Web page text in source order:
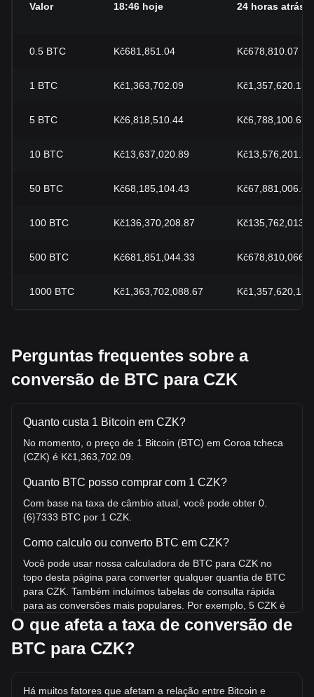
Valor 18:46 hoje 24 horas atrás
0.5 BTC Kč681,851.04 Kč678,810.07
1 BTC Kč1,363,702.09 Kč1,357,620.13
5 BTC Kč6,818,510.44 Kč6,788,100.67
10 BTC Kč13,637,020.89 Kč13,576,201.33
50 BTC Kč68,185,104.43 Kč67,881,006.66
100 BTC Kč136,370,208.87
500 BTC Kč681,851,044.33
1000 BTC Kč1,363,702,088.67
Perguntas frequentes sobre a
conversão de BTC para CZK
Quanto custa 1 Bitcoin em CZK?
No momento, o preço de 1 Bitcoin (BTC) em Coroa tcheca
(CZK) é Kč1,363,702.09.
Quanto BTC posso comprar com 1 CZK?
Com base na taxa de câmbio atual, você pode obter 0.
{6}7333 BTC por 1 CZK.
Como calculo ou converto BTC em CZK?
Você pode usar nossa calculadora de BTC para CZK no
topo desta página para converter qualquer quantia de BTC
para CZK. Também incluímos tabelas de consulta rápida
para as conversões mais populares. Por exemplo, 5 CZK é
equivalente a 0.{5}3666 BTC, enquanto 5 BTC custará em
torno de 6,818,510.44CZK.
Qual é o maior preço que BTC/CZK já atingiu?
Resta saber se o valor de 1 BTC/CZK superará a máxima
O que afeta a taxa de conversão de
BTC para CZK?
Há muitos fatores que afetam a relação entre Bitcoin e